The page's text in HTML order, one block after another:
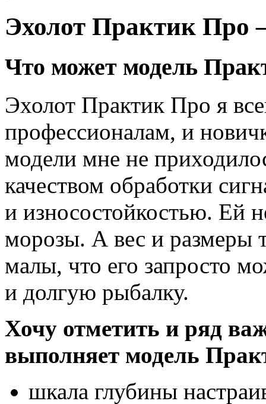
Эхолот Практик Про
Что может модель
Эхолот Практик Про я
профессионалам, и
модели мне не
качеством обработки
и износостойкостью. Ей
морозы. А вес и размеры
малы, что его запросто
и долгую рыбалку.
Хочу отметить и ряд
выполняет модель
шкала глубины